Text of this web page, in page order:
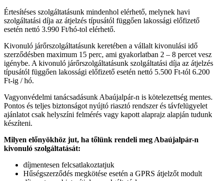
Értesítéses szolgáltatásunk mindenhol elérhető, melynek havi
szolgáltatási díja az átjelzés típusától függően lakossági előfizető
esetén nettó 3.990 Ft/hó-tol elérhető.
Kivonuló járőrszolgáltatásunk keretében a vállalt kivonulási idő
szerződésben maximum 15 perc, ami gyakorlatban 2 – 8 percet vesz
igénybe. A kivonuló járőrszolgáltatásunk szolgáltatási díja az átjelzés
típusától függően lakossági előfizető esetén nettó 5.500 Ft-tól 6.200
Ft-ig / hó.
Vagyonvédelmi tanácsadásunk Abaújalpár-n is kötelezettség mentes.
Pontos és teljes biztonságot nyújtó riasztó rendszer és távfelügyelet
ajánlatot csak helyszíni felmérés vagy kapott alaprajz alapján tudunk
készíteni.
Milyen előnyökhöz jut, ha tőlünk rendeli meg Abaújalpár-n
kivonuló szolgáltatását:
díjmentesen felcsatlakoztatjuk
Hűségszerződés megkötése esetén a GPRS átjelzőt modult